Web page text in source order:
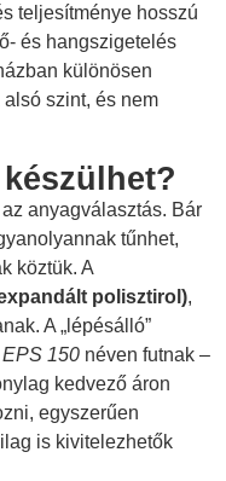
teljesítménye hosszú
és hangszigetelés
különösen
szint, és nem
az anyagválasztás. Bár
tűnhet,
köztük. A
polisztirol),
A „lépésálló”
EPS 150 néven futnak –
kedvező áron
egyszerűen
is kivitelezhetők